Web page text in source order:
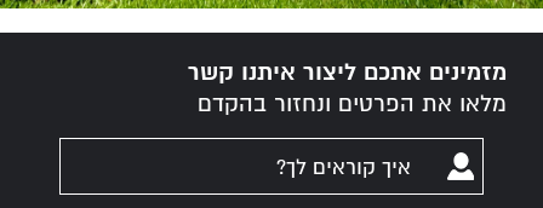
מזמינים אתכם ליצור איתנו קשר
מלאו את הפרטים ונחזור בהקדם